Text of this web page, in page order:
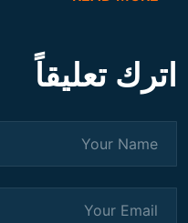
اترك تعليقاً